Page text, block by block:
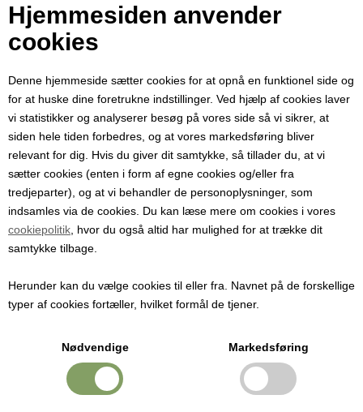
Hjemmesiden anvender
cookies
Denne hjemmeside sætter cookies for at opnå en funktionel side og
for at huske dine foretrukne indstillinger. Ved hjælp af cookies laver
vi statistikker og analyserer besøg på vores side så vi sikrer, at
siden hele tiden forbedres, og at vores markedsføring bliver
relevant for dig. Hvis du giver dit samtykke, så tillader du, at vi
sætter cookies (enten i form af egne cookies og/eller fra
tredjeparter), og at vi behandler de personoplysninger, som
indsamles via de cookies. Du kan læse mere om cookies i vores
cookiepolitik , hvor du også altid har mulighed for at trække dit
samtykke tilbage.
Herunder kan du vælge cookies til eller fra. Navnet på de forskellige
typer af cookies fortæller, hvilket formål de tjener.
Nødvendige Markedsføring
Filter til Enolmatic og Enolmaster
filtersystem, 0,5 Micron, 1 stk
Varenummer:
Pris ved 1 stk.
810,00DKK
Bruges i filtersystemer til Enolmatic og Enolmaster (varenumrene
3223 og 3249)